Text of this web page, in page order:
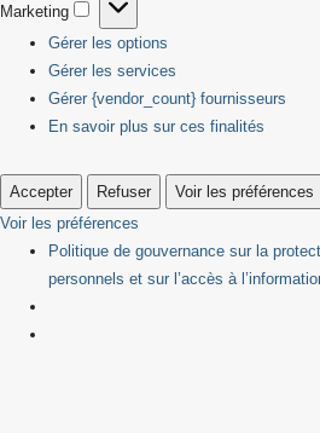
Marketing
Marketing
Gérer les options
Gérer les services
Gérer {vendor_count} fournisseurs
En savoir plus sur ces finalités
Accepter Refuser Voir les préférences
Voir les préférences
Politique de gouvernance sur la
personnels et sur l’accès à